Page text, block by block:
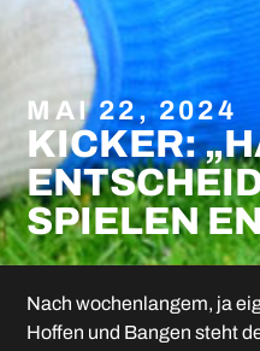
MAI 22, 2024
KICKER:
SPIELEN
Nach wochenlangem, ja
Hoffen und Bangen steht